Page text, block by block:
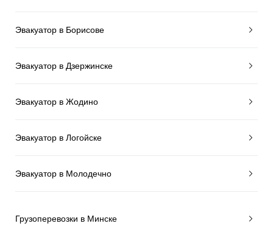
Эвакуатор в Борисове
Эвакуатор в Дзержинске
Эвакуатор в Жодино
Эвакуатор в Логойске
Эвакуатор в Молодечно
Грузоперевозки в Минске